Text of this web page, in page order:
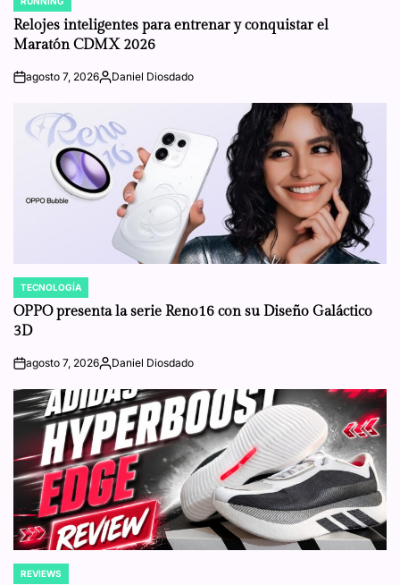
POSTED
IN
Relojes inteligentes para entrenar y conquistar el
Maratón CDMX 2026
onagosto 7, 2026Posted
Daniel Diosdado
POSTED
IN
TECNOLOGÍA
OPPO presenta la serie Reno16 con su Diseño Galáctico
3D
onagosto 7, 2026Posted
Daniel Diosdado
POSTED
REVIEWS